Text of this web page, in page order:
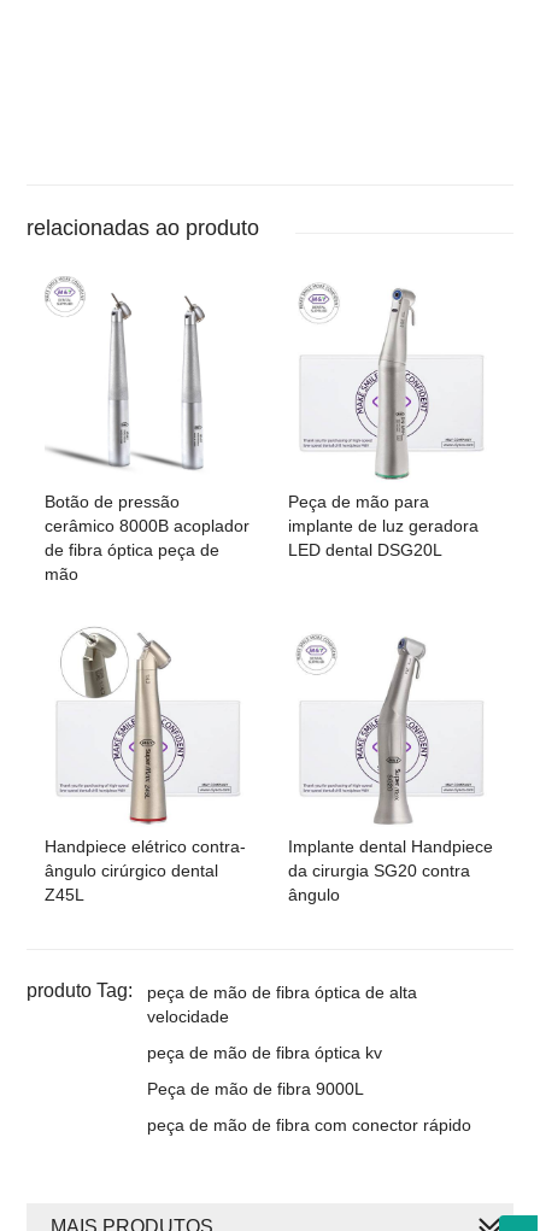
relacionadas ao produto
Botão de pressão
cerâmico 8000B acoplador
de fibra óptica peça de
mão
Peça de mão para
implante de luz geradora
LED dental DSG20L
Handpiece elétrico contra-
ângulo cirúrgico dental
Z45L
Implante dental Handpiece
da cirurgia SG20 contra
ângulo
produto Tag:
peça de mão de fibra óptica de alta
velocidade
peça de mão de fibra óptica kv
Peça de mão de fibra 9000L
peça de mão de fibra com conector rápido